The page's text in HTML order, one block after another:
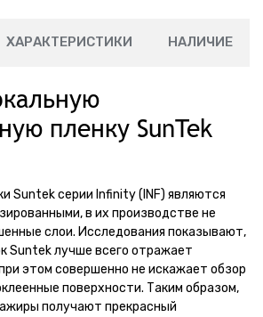
ХАРАКТЕРИСТИКИ НАЛИЧИЕ
пленку SunTek
Suntek серии Infinity (INF) являются
в их производстве не
слои. Исследования показывают,
Suntek лучше всего отражает
этом совершенно не искажает обзор
поверхности. Таким образом,
получают прекрасный